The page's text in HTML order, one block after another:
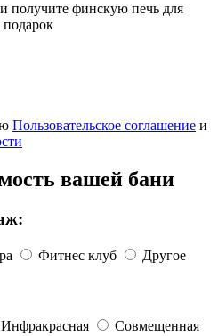
и получите финскую печь для
подарок
Пользовательское соглашение и
вашей бани
Фитнес клуб Другое
Инфракрасная Совмещенная